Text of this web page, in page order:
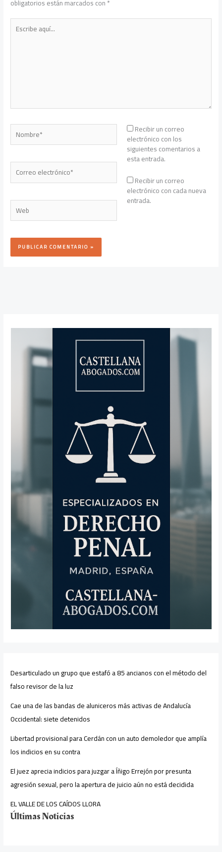
obligatorios están marcados con*
Escribe
aquí...
Nombre*
Correo
electrónico*
Web
Recibir un correo
electrónico con los
siguientes comentarios a
esta entrada.
Recibir un correo
electrónico con cada nueva
entrada.
Desarticulado un grupo que estafó a 85 ancianos con el método del
falso revisor de la luz
Cae una de las bandas de aluniceros más activas de Andalucía
Occidental: siete detenidos
Libertad provisional para Cerdán con un auto demoledor que amplía
los indicios en su contra
El juez aprecia indicios para juzgar a Íñigo Errejón por presunta
agresión sexual, pero la apertura de juicio aún no está decidida
EL VALLE DE LOS CAÍDOS LLORA
Últimas Noticias